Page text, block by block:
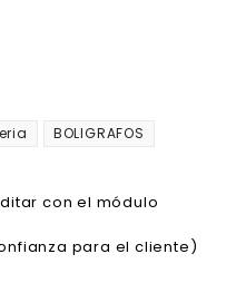
BOLIGRAFOS
con el módulo
para el cliente)